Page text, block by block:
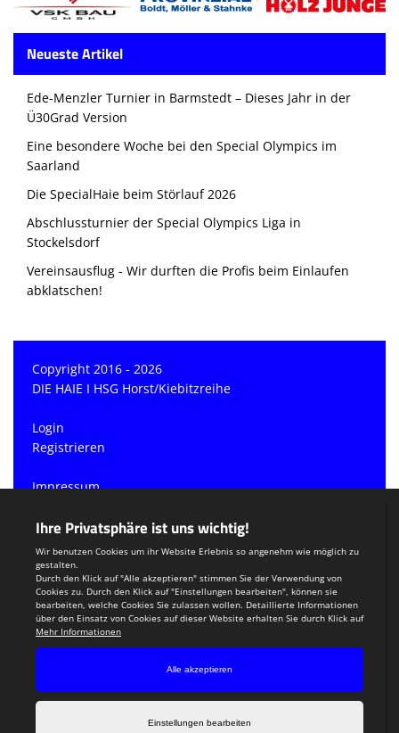
Neueste Artikel
Ede-Menzler Turnier in Barmstedt – Dieses Jahr in der
Ü30Grad Version
Eine besondere Woche bei den Special Olympics im
Saarland
Die SpecialHaie beim Störlauf 2026
Abschlussturnier der Special Olympics Liga in
Stockelsdorf
Vereinsausflug - Wir durften die Profis beim Einlaufen
abklatschen!
Copyright 2016 - 2026
DIE HAIE I HSG Horst/Kiebitzreihe
Login
Registrieren
Impressum
Teamsports 2
Dein Sportverein online